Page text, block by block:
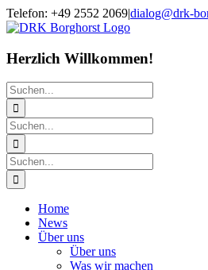
Zum
Inhalt
Telefon: +49 2552 2069|dialog@drk-
Herzlich Willkommen!
Suche
nach:
Suche
nach:
Suche
nach:
Home
News
Über uns
Über uns
Was wir machen